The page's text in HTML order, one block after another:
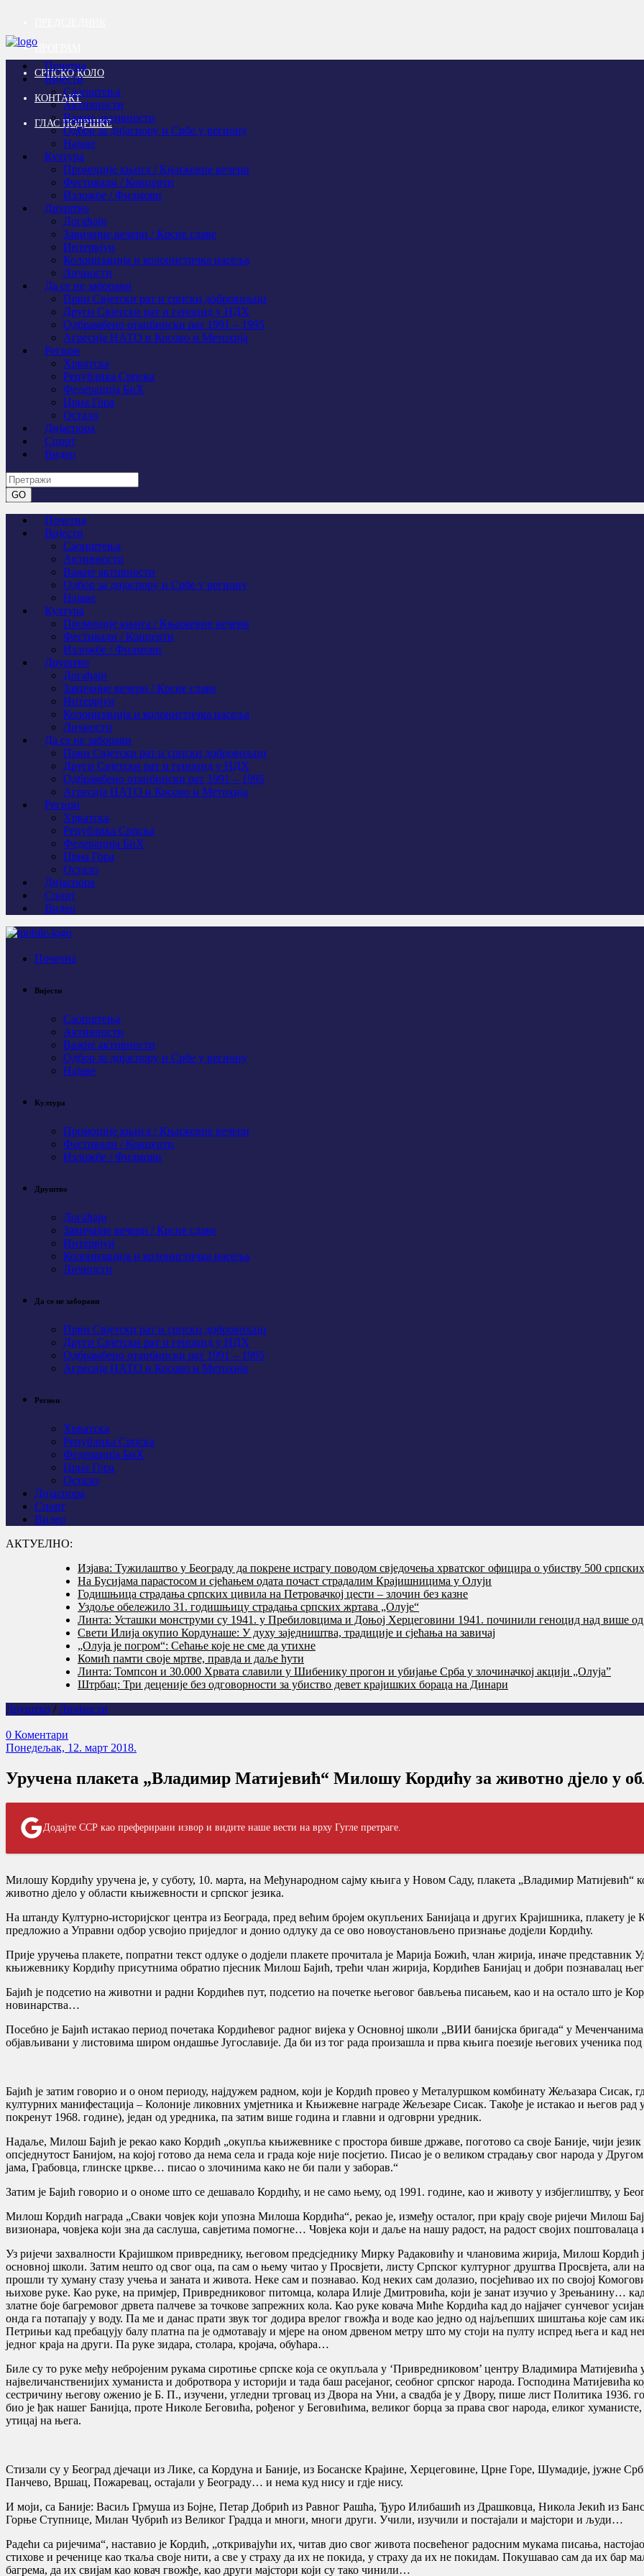
ПРОГРАМ
СРПСКО КОЛО
КОНТАКТ
ГЛАС ПОДРШКЕ
Почетна
Вијести
Саопштења
Активности
Важне активности
Одбор за дијаспору и Србе у региону
Најаве
Култура
Промоције књига / Књижевне вечери
Фестивали / Концерти
Изложбе / Филмови
Друштво
Догађаји
Завичајне вечери / Крсне славе
Интервјуи
Колонизација и колонистичка насеља
Личности
Да се не заборави
Први Свјeтски рат и српски добровољци
Други Свјетски рат и геноцид у НДХ
Одбрамбено отаџбински рат 1991 – 1995
Агресија НАТО и Косово и Метохија
Регион
Хрватска
Република Српска
Федерација БиХ
Црна Гора
Остало
Дијаспора
Спорт
Видео
Почетна
Вијести
Саопштења
Активности
Важне активности
Одбор за дијаспору и Србе у региону
Најаве
Култура
Промоције књига / Књижевне вечери
Фестивали / Концерти
Изложбе / Филмови
Друштво
Догађаји
Завичајне вечери / Крсне славе
Интервјуи
Колонизација и колонистичка насеља
Личности
Да се не заборави
Први Свјeтски рат и српски добровољци
Други Свјетски рат и геноцид у НДХ
Одбрамбено отаџбински рат 1991 – 1995
Агресија НАТО и Косово и Метохија
Регион
Хрватска
Република Српска
Федерација БиХ
Црна Гора
Остало
Дијаспора
Спорт
Видео
Почетна
Вијести
Саопштења
Активности
Важне активности
Одбор за дијаспору и Србе у региону
Најаве
Култура
Промоције књига / Књижевне вечери
Фестивали / Концерти
Изложбе / Филмови
Друштво
Догађаји
Завичајне вечери / Крсне славе
Интервјуи
Колонизација и колонистичка насеља
Личности
Да се не заборави
Први Свјeтски рат и српски добровољци
Други Свјетски рат и геноцид у НДХ
Одбрамбено отаџбински рат 1991 – 1995
Агресија НАТО и Косово и Метохија
Регион
Хрватска
Република Српска
Федерација БиХ
Црна Гора
Остало
Дијаспора
Спорт
Видео
АКТУЕЛНО:
Изјава: Тужилаштво у Београду да покрене истрагу поводом свједочења хрватског официра о убиству 500
На Бусијама парастосом и сјећањем одата почаст страдалим Крајишницима у Олуји
Годишњица страдања српских цивила на Петровачкој цести – злочин без казне
Уздоље обележило 31. годишњицу страдања српских жртава „Олује“
Линта: Усташки монструми су 1941. у Пребиловцима и Доњој Херцеговини 1941. починили геноцид над више
Свети Илија окупио Кордунаше: У духу заједништва, традиције и сјећања на завичај
„Олуја је погром“: Сећање које не сме да утихне
Комић памти своје мртве, правда и даље ћути
Линта: Томпсон и 30.000 Хрвата славили у Шибенику прогон и убијање Срба у злочиначкој акцији „Олуја”
Штрбац: Три деценије без одговорности за убиство девет крајишких бораца на Динари
Друштво / Личности
0 Коментари
Понедељак, 12. март 2018.
Уручена плакета „Владимир Матијевић“ Милошу Кордићу за животно дјело у
Додајте ССР као преферирани извор и видите наше вести на врху Гугле претраге.
Милошу Кордићу уручена је, у суботу, 10. марта, на Међународном сајму књига у Новом Саду, плакета „Владимир Матијевић“
животно дјело у области књижевности и српског језика.
На штанду Културно-историјског центра из Београда, пред већим бројем окупљених Банијаца и других Крајишника, плакету
предложио а Управни одбор усвојио приједлог и донио одлуку да се ово новоустановљено признање додјели Кордићу.
Прије уручења плакете, попратни текст одлуке о додјели плакете прочитала је Марија Божић, члан жирија, иначе
књижевнику Кордићу присутнима обратио пјесник Милош Бајић, трећи члан жирија, Кордићев Банијац и добри познавалац
Бајић је подсетио на животни и радни Кордићев пут, подсетио на почетке његовог бављења писањем, као и на остало што је
новинарства…
Посебно је Бајић истакао период почетака Кордићевог радног вијека у Основној школи „ВИИ банијска бригада“ у
објављивани у листовима широм ондашње Југославије. Да би из тог рада произашла и прва књига поезије његових ученика
Бајић је затим говорио и о оном периоду, најдужем радном, који је Кордић провео у Металуршком комбинату Жељазара Сисак,
културних манифестација – Колоније ликовних умјетника и Књижевне награде Жељезаре Сисак. Такође је истакао и његов рад
покренут 1968. године), један од уредника, па затим више година и главни и одговрни уредник.
Надаље, Милош Бајић је рекао како Кордић „окупља књижевнике с простора бивше државе, поготово са своје Баније, чији
опсједнутост Банијом, на којој готово да нема села и града које није посјетио. Писао је о великом страдању свог народа у
јама, Грабовца, глинске цркве… писао о злочинима како не би пали у заборав.“
Затим је Бајић говорио и о ономе што се дешавало Кордићу, и не само њему, од 1991. године, као и животу у избјеглиштву, у
Милош Кордић награда „Сваки човјек који упозна Милоша Кордића“, рекао је, између осталог, при крају своје ријечи Милош
визионара, човјека који зна да саслуша, савјетима помогне… Човјека који и даље на нашу радост, на радост својих
Уз ријечи захвалности Крајишком привреднику, његовом предсједнику Мирку Радаковићу и члановима жирија, Милош Кордић
основној школи. Затим нешто од свог оца, па сам о њему читао у Просвјети, листу Српског културног друштва Просвјета, али
прошли ту хуману стазу учења и заната и живота. Неке сам и познавао. Код неких сам долазио, посјећивао их по својој
њихове руке. Као руке, на примјер, Привредниковог питомца, колара Илије Дмитровића, који је занат изучио у Зрењанину…
златне боје багремовог дрвета палчеве за точкове запрежних кола. Као руке ковача Миће Кордића кад до најјачег сунчевог
онда га потапају у воду. Па ме и данас прати звук тог додира врелог гвожђа и воде као једно од најљепших шиштања које сам
Петрињи кад пребацују балу платна па је одмотавају и мјере на оном дрвеном метру што му стоји на пулту испред њега и
једног краја на други. Па руке зидара, столара, кројача, обућара…
Биле су то руке међу небројеним рукама сиротиње српске која се окупљала у ‘Привредниковом’ центру Владимира Матијевића
највеличанственијих хуманиста и добротвора у историји и тада баш расејаног, сеобног српског народа. Господина Матијевића
сестричину његову оженио је Б. П., изучени, угледни трговац из Двора на Уни, а свадба је у Двору, пише лист Политика 1936.
био је ђак нашег Банијца, проте Николе Беговића, рођеног у Беговићима, великог борца за права свог народа, еликог
утицај на њега.
Стизали су у Београд дјечаци из Лике, са Кордуна и Баније, из Босанске Крајине, Херцеговине, Црне Горе, Шумадије, јужне
Панчево, Вршац, Пожаревац, остајали у Београду… и нема куд нису и гдје нису.
И моји, са Баније: Васиљ Грмуша из Бојне, Петар Добрић из Равног Рашћа, Ђуро Илибашић из Драшковца, Никола Јекић из
Горње Ступнице, Милан Чубрић из Великог Градца и многи, многи други. Учили, изучили и постајали и мајстори и људи…
Радећи са ријечима“, наставио је Кордић, „откривајући их, читав дио свог живота посвећеног радосним мукама писања,
стихове и реченице као ткаља своје нити, а све у страху да их не покида, у страху да их не покидам. Покушавао сам да их бар
багрема, да их свијам као ковач гвожђе, као други мајстори који су тако чинили…